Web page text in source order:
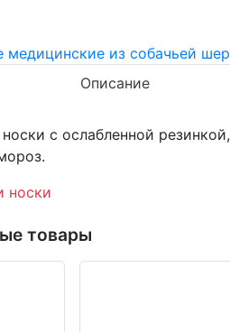
Описание
с ослабленной
носки
товары